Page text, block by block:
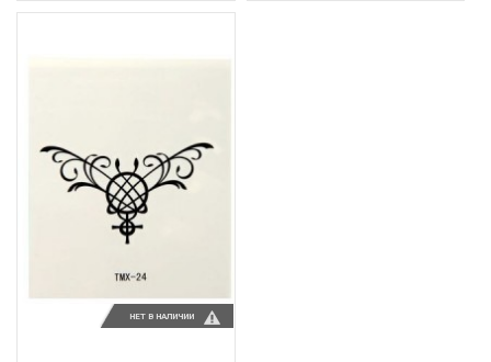
НЕТ В НАЛИЧИИ